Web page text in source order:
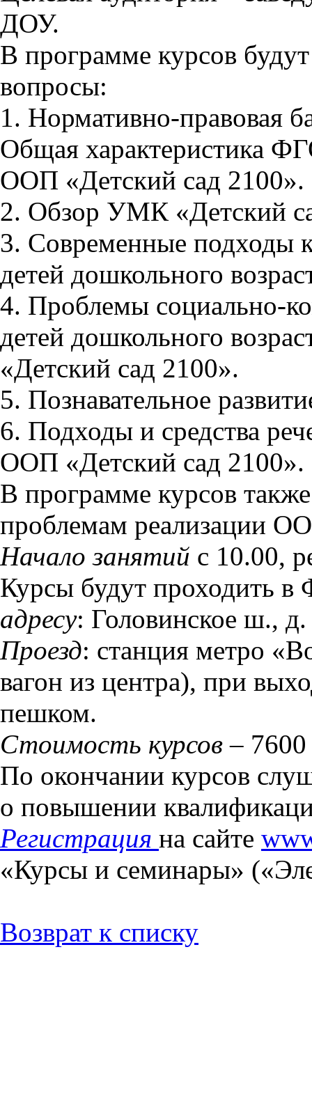
ДОУ.
В программе курсов
вопросы:
1. Нормативно-правовая
Общая характеристика
ООП «Детский сад 2100».
2. Обзор УМК «Детский
3. Современные подходы
детей дошкольного
4. Проблемы социально-
детей дошкольного
«Детский сад 2100».
5. Познавательное
6. Подходы и средства
ООП «Детский сад 2100».
В программе курсов
проблемам реализации
Начало занятий с 10.00,
Курсы будут
адресу: Головинское ш.,
Проезд: станция метро
вагон из центра), при
пешком.
Стоимость курсов – 7600
По окончании курсов
о повышении
Регистрация на сайте
«Курсы и семинары»
Возврат к списку